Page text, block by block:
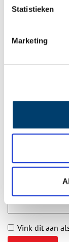
Statistieken
Marketing
Bij inschrijving
Vul deze
gepubliceerd.
Vink dit aan